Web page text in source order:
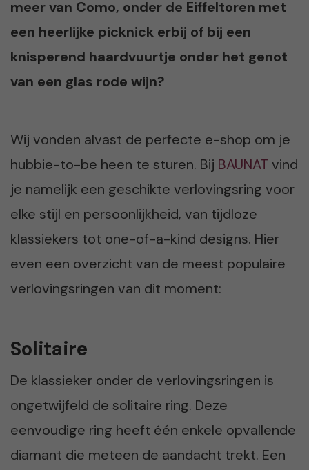
meer van Como, onder de Eiffeltoren met
een heerlijke picknick erbij of bij een
knisperend haardvuurtje onder het genot
van een glas rode wijn?
Wij vonden alvast de perfecte e-shop om je
hubbie-to-be heen te sturen. Bij BAUNAT vind
je namelijk een geschikte verlovingsring voor
elke stijl en persoonlijkheid, van tijdloze
klassiekers tot one-of-a-kind designs. Hier
even een overzicht van de meest populaire
verlovingsringen van dit moment:
Solitaire
De klassieker onder de verlovingsringen is
ongetwijfeld de solitaire ring. Deze
eenvoudige ring heeft één enkele opvallende
diamant die meteen de aandacht trekt. Een